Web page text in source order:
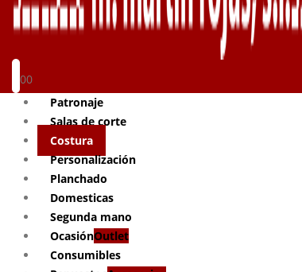
00
Patronaje
Salas de corte
Costura
Personalización
Planchado
Domesticas
Segunda mano
OcasiónOutlet
Consumibles